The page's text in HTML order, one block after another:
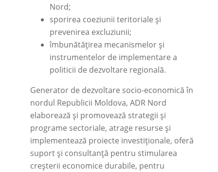
Nord;
sporirea coeziunii teritoriale și
prevenirea excluziunii;
îmbunătățirea mecanismelor și
instrumentelor de implementare a
politicii de dezvoltare regională.
Generator de dezvoltare socio-economică în
nordul Republicii Moldova, ADR Nord
elaborează și promovează strategii și
programe sectoriale, atrage resurse și
implementează proiecte investiționale, oferă
suport și consultanță pentru stimularea
creșterii economice durabile, pentru